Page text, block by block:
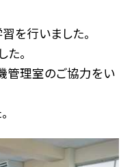
を行いました。
。
管理室のご協力をい